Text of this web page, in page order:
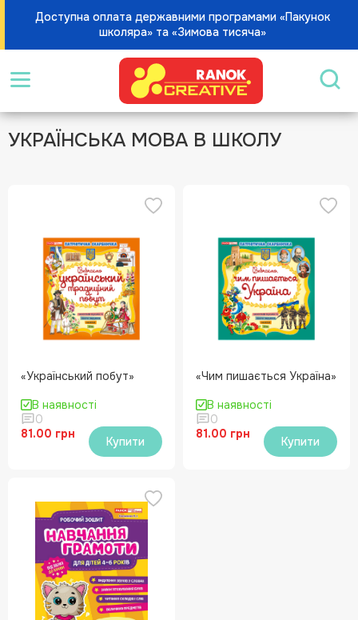
Доступна оплата державними програмами «Пакунок
школяра» та «Зимова тисяча»
УКРАЇНСЬКА МОВА В ШКОЛУ
«Український побут»
В наявності
0
81.00 грн
Купити
«Чим пишається Україна»
В наявності
0
81.00 грн
Купити